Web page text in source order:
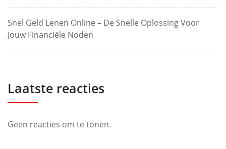
Snel Geld Lenen Online – De Snelle Oplossing Voor
Jouw Financiële Noden
Laatste reacties
Geen reacties om te tonen.